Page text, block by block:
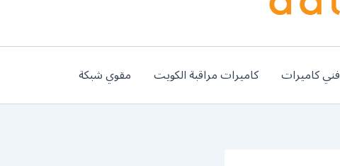
فني كاميرات كاميرات مراقبة الكويت مقوي شبكة